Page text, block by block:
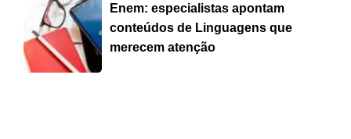
Enem: especialistas apontam
conteúdos de Linguagens que
merecem atenção